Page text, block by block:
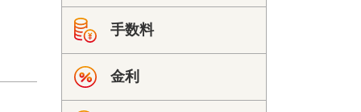
手数料
金利